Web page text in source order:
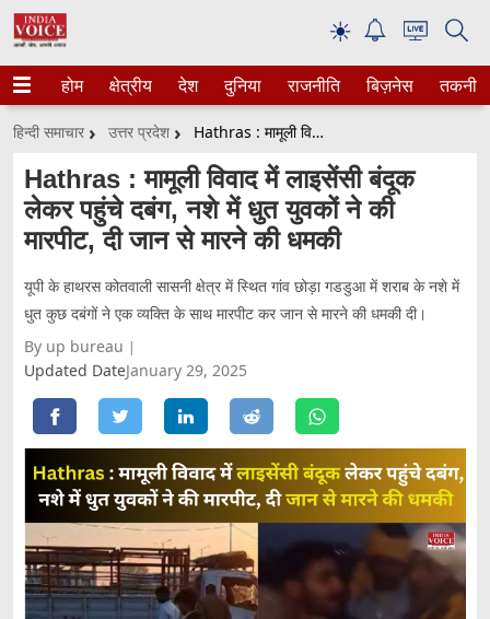
☀
होम क्षेत्रीय देश दुनिया राजनीति बिज़नेस तकनीक
हिन्दी समाचार उत्तर प्रदेश Hathras : मामूली विवाद में लाइसेंसी बंदूक लेकर पहुंचे दबंग, नशे में धुत युवकों ने की मारपीट, दी जान से मारने की धमकी
Hathras : मामूली विवाद में लाइसेंसी बंदूक
लेकर पहुंचे दबंग, नशे में धुत युवकों ने की
मारपीट, दी जान से मारने की धमकी
यूपी के हाथरस कोतवाली सासनी क्षेत्र में स्थित गांव छोड़ा गडडुआ में शराब के नशे में
धुत कुछ दबंगों ने एक व्यक्ति के साथ मारपीट कर जान से मारने की धमकी दी।
By up bureau
Updated DateJanuary 29, 2025